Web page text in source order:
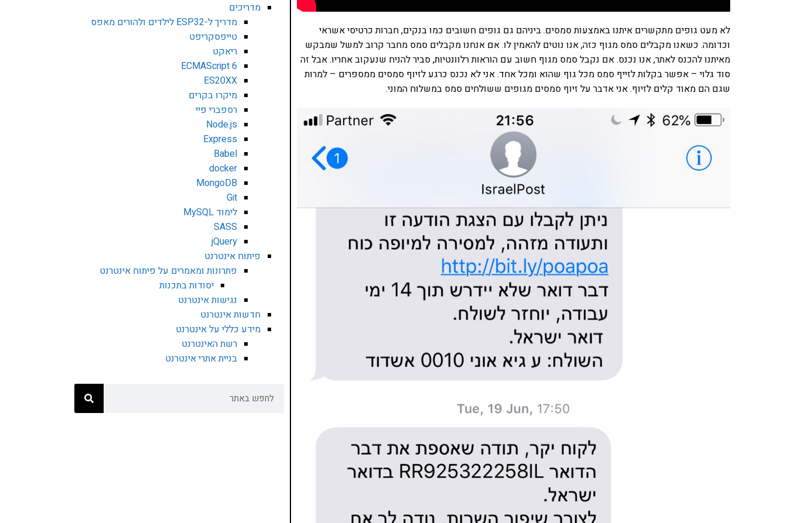
לא מעט גופים מתקשרים איתנו באמצעות סמסים. ביניהם גם גופים חשובים כמו בנקים, חברות כרטיסי אשראי
וכדומה. כשאנו מקבלים סמס מגוף כזה, אנו נוטים להאמין לו. אם אנחנו מקבלים סמס מחבר קרוב למשל שמבקש
מאיתנו להכנס לאתר, אנו נכנס. אם נקבל סמס מגוף חשוב עם הוראות רלוונטיות, סביר להניח שנעקוב אחריו. אבל זה
סוד גלוי – אפשר בקלות לזייף סמס מכל גוף שהוא ומכל אחד. אני לא נכנס כרגע לזיוף סמסים ממספרים – למרות
שגם הם מאוד קלים לזיוף. אני אדבר על זיוף סמסים מגופים ששולחים סמס במשלוח המוני.
מדריכים
מדריך ל-ESP32 לילדים ולהורים מאפס
טייפסקריפט
ריאקט
ECMAScript 6
ES20XX
מיקרו בקרים
רספברי פיי
Node.js
Express
Babel
docker
MongoDB
Git
לימוד MySQL
SASS
jQuery
פיתוח אינטרנט
פתרונות ומאמרים על פיתוח אינטרנט
יסודות בתכנות
נגישות אינטרנט
חדשות אינטרנט
מידע כללי על אינטרנט
רשת האינטרנט
בניית אתרי אינטרנט